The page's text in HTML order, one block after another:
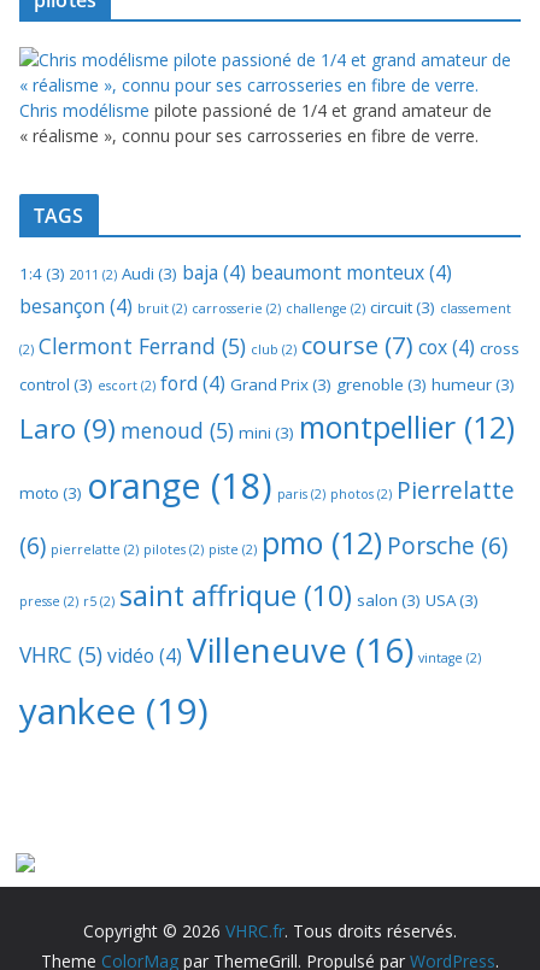
Chris modélisme pilote passioné de 1/4 et grand amateur de
« réalisme », connu pour ses carrosseries en fibre de verre.
TAGS
1:4(3) 2011 (2) Audi (3) baja (4) beaumont monteux(4)
besançon (4) bruit (2) carrosserie (2) challenge (2) circuit(3) classement
(2) Clermont Ferrand (5) club (2) course (7) cox(4) cross
control (3) escort (2) ford (4) Grand Prix(3) grenoble (3) humeur(3)
Laro (9) menoud (5) mini (3) montpellier (12)
moto (3) orange (18) paris (2) photos (2) Pierrelatte
(6) pierrelatte (2) pilotes (2) piste (2) pmo (12) Porsche (6)
presse (2) r5 (2) saint affrique (10) salon (3) USA(3)
VHRC (5)vidéo (4) Villeneuve (16) vintage (2)
yankee (19)
Copyright © 2026 VHRC.fr. Tous droits réservés.
Theme ColorMag par ThemeGrill. Propulsé par WordPress.